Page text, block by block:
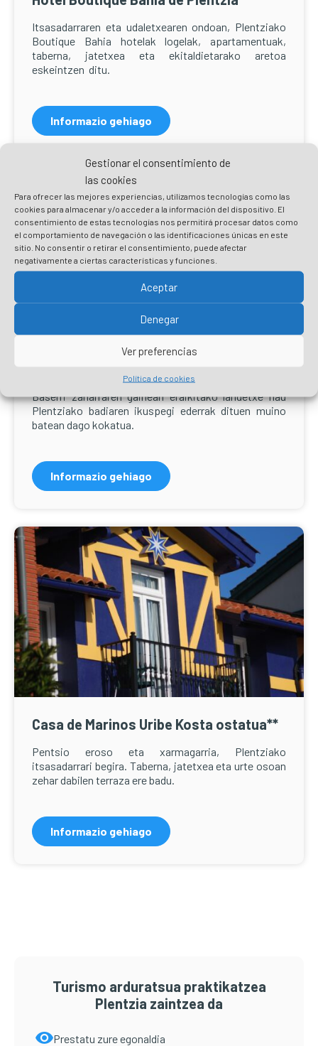
Gestionar el consentimiento de
las cookies
Para ofrecer las mejores experiencias, utilizamos tecnologías como las
cookies para almacenar y/o acceder a la información del dispositivo. El
consentimiento de estas tecnologías nos permitirá procesar datos como
el comportamiento de navegación o las identificaciones únicas en este
sitio. No consentir o retirar el consentimiento, puede afectar
negativamente a ciertas características y funciones.
Aceptar
Denegar
Ver preferencias
Política de cookies
Itsasadarraren eta udaletxearen ondoan, Plentziako
Boutique Bahia hotelak logelak, apartamentuak,
taberna, jatetxea eta ekitaldietarako aretoa
eskeintzen ditu.
Informazio gehiago
Larrakoetxea landetxea
Baserri zaharraren gainean eraikitako landetxe hau
Plentziako badiaren ikuspegi ederrak dituen muino
batean dago kokatua.
Informazio gehiago
Casa de Marinos Uribe Kosta ostatua**
Pentsio eroso eta xarmagarria, Plentziako
itsasadarrari begira. Taberna, jatetxea eta urte osoan
zehar dabilen terraza ere badu.
Informazio gehiago
Turismo arduratsua praktikatzea
Plentzia zaintzea da
Prestatu zure egonaldia